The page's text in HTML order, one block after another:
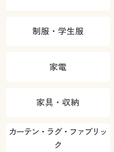
制服・学生服
家電
家具・収納
カーテン・ラグ・ファブリッ
ク